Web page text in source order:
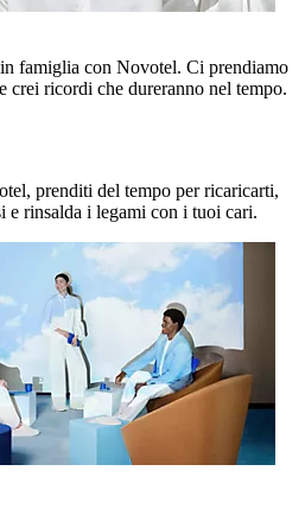
famiglia con Novotel. Ci prendiamo
crei ricordi che dureranno nel tempo.
prenditi del tempo per ricaricarti,
e rinsalda i legami con i tuoi cari.